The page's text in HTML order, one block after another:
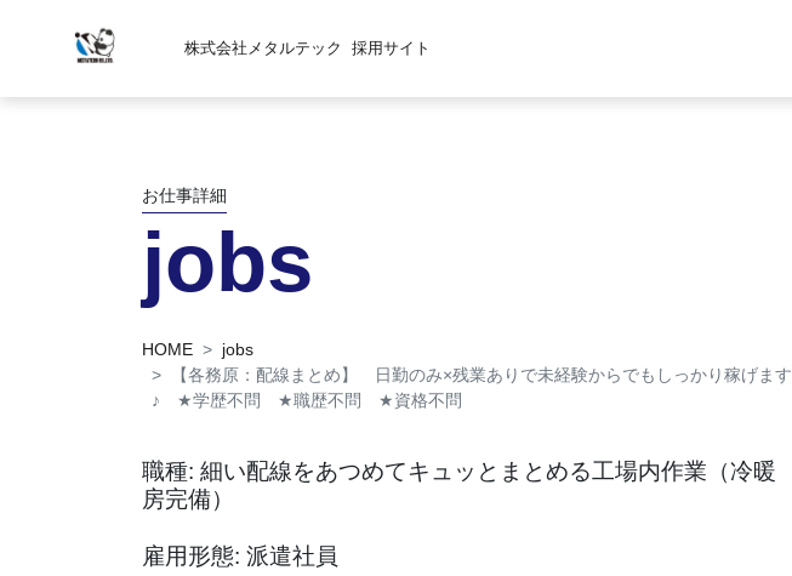
株式会社メタルテック 採用サイト
お仕事詳細
jobs
HOME
jobs
【各務原：配線まとめ】 日勤のみ×残業ありで未経験からでもしっかり稼げます
♪
★学歴不問 ★職歴不問 ★資格不問
職種: 細い配線をあつめてキュッとまとめる工場内作業（冷暖
房完備）
雇用形態: 派遣社員